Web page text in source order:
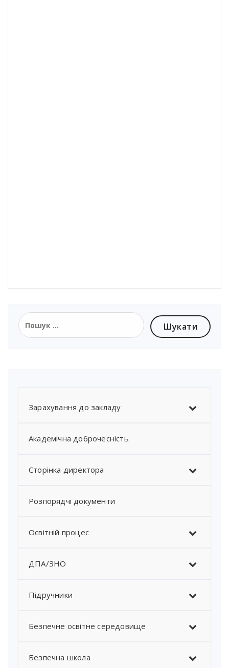
Пошук:
Зарахування до закладу
Академічна доброчесність
Сторінка директора
Розпорядчі документи
Освітній процес
ДПА/ЗНО
Підручники
Безпечне освітне середовище
Безпечна школа